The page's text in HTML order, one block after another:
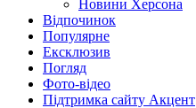
Новини Херсона
Відпочинок
Популярне
Ексклюзив
Погляд
Фото-відео
Підтримка сайту Акцент